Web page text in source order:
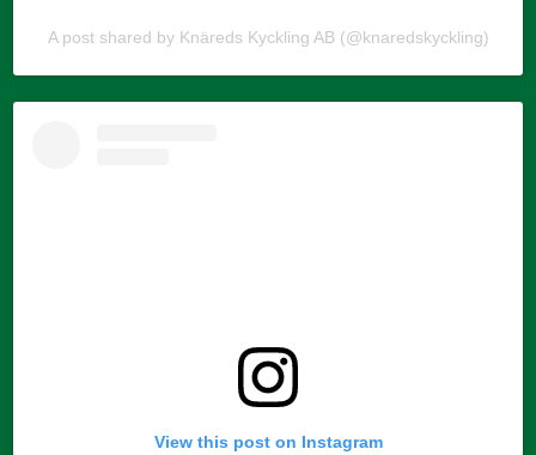
A post shared by Knäreds Kyckling AB (@knaredskyckling)
View this post on Instagram